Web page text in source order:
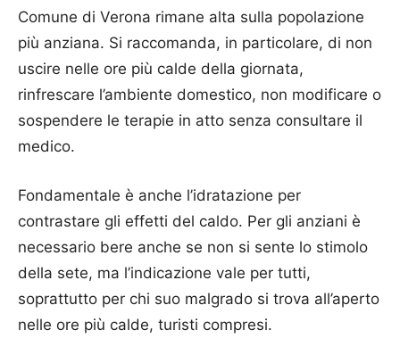
Comune di Verona rimane alta sulla popolazione
più anziana. Si raccomanda, in particolare, di non
uscire nelle ore più calde della giornata,
rinfrescare l’ambiente domestico, non modificare o
sospendere le terapie in atto senza consultare il
medico.
Fondamentale è anche l’idratazione per
contrastare gli effetti del caldo. Per gli anziani è
necessario bere anche se non si sente lo stimolo
della sete, ma l’indicazione vale per tutti,
soprattutto per chi suo malgrado si trova all’aperto
nelle ore più calde, turisti compresi.